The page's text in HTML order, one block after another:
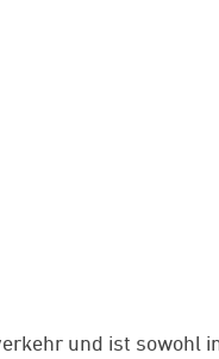
und ist sowohl